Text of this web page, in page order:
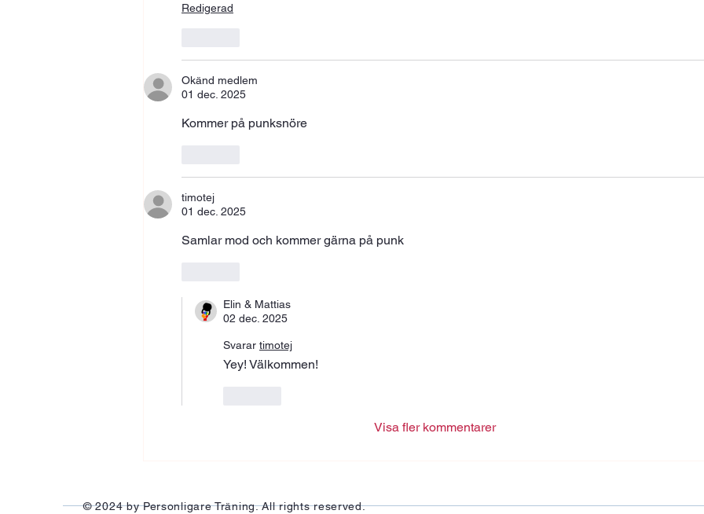
Redigerad
Okänd medlem
01 dec. 2025
Kommer på punksnöre
timotej
01 dec. 2025
Samlar mod och kommer gärna på punk
Elin & Mattias
02 dec. 2025
Svarar timotej
Yey! Välkommen!
Visa fler kommentarer
© 2024 by Personligare Träning. All rights reserved.